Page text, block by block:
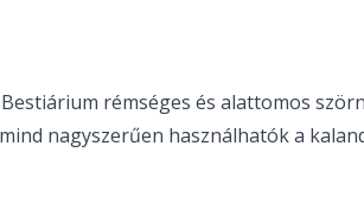
rémséges és alattomos
nagyszerűen használhatók a